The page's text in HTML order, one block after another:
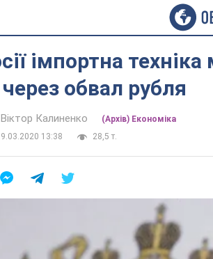
імпортна
через обвал рубля
Віктор Калиненко
(Архів) Економіка
9.03.2020 13:38
28,5 т.